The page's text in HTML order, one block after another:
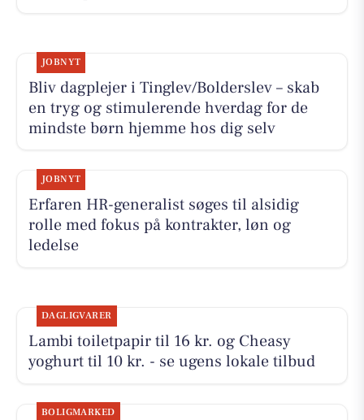
JOBNYT
Bliv dagplejer i Tinglev/Bolderslev – skab
en tryg og stimulerende hverdag for de
mindste børn hjemme hos dig selv
JOBNYT
Erfaren HR-generalist søges til alsidig
rolle med fokus på kontrakter, løn og
ledelse
DAGLIGVARER
Lambi toiletpapir til 16 kr. og Cheasy
yoghurt til 10 kr. - se ugens lokale tilbud
BOLIGMARKED